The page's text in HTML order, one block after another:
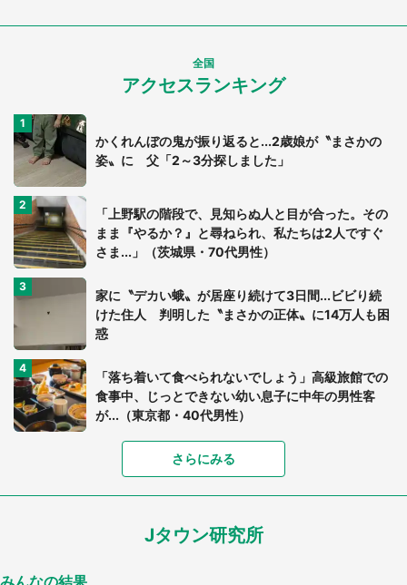
全国
アクセスランキング
かくれんぼの鬼が振り返ると...2歳娘が〝まさかの
姿〟に 父「2～3分探しました」
「上野駅の階段で、見知らぬ人と目が合った。その
まま『やるか？』と尋ねられ、私たちは2人ですぐ
さま...」（茨城県・70代男性）
家に〝デカい蛾〟が居座り続けて3日間...ビビり続
けた住人 判明した〝まさかの正体〟に14万人も困
惑
「落ち着いて食べられないでしょう」高級旅館での
食事中、じっとできない幼い息子に中年の男性客
が...（東京都・40代男性）
「富豪すぎ」1歳息子の〝店頭駄々こね〟の内容に1.
7万人驚がく 「お菓子売り場ならまだしも...」「ハ
ードル高い」
あまりにも四角すぎる猫、激写される 「これもう
さらにみる
Jタウン研究所